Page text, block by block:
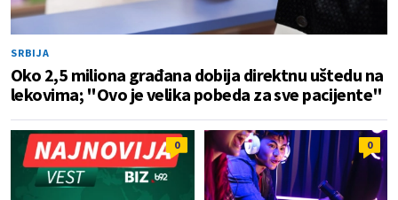
SRBIJA
Oko 2,5 miliona građana dobija direktnu uštedu na
lekovima; "Ovo je velika pobeda za sve pacijente"
0 0